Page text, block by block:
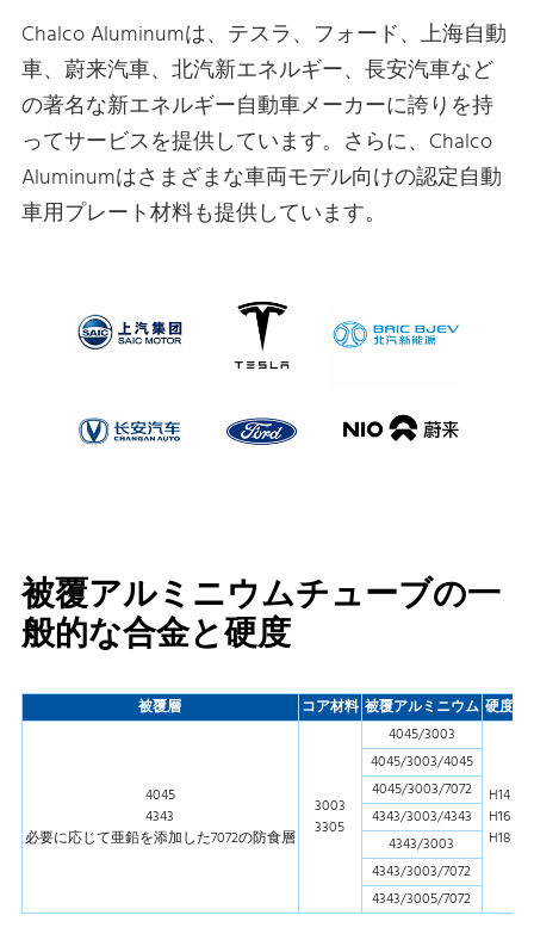
Chalco Aluminumは、テスラ、フォード、上海自動
車、蔚来汽車、北汽新エネルギー、長安汽車など
の著名な新エネルギー自動車メーカーに誇りを持
ってサービスを提供しています。さらに、Chalco
Aluminumはさまざまな車両モデル向けの認定自動
車用プレート材料も提供しています。
被覆アルミニウムチューブの一
般的な合金と硬度
被覆層 コア材料 被覆アルミニウム 硬度
4045
4343
必要に応じて亜鉛を添加した7072の防食層
3003
3305
4045/3003
H14
H16
H18
4045/3003/4045
4045/3003/7072
4343/3003/4343
4343/3003
4343/3003/7072
4343/3005/7072